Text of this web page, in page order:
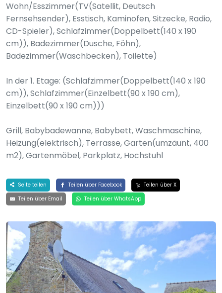
Wohn/Esszimmer(TV(Satellit, Deutsch
Fernsehsender), Esstisch, Kaminofen, Sitzecke, Radio,
CD-Spieler), Schlafzimmer(Doppelbett(140 x 190
cm)), Badezimmer(Dusche, Föhn),
Badezimmer(Waschbecken), Toilette)
In der 1. Etage: (Schlafzimmer(Doppelbett(140 x 190
cm)), Schlafzimmer(Einzelbett(90 x 190 cm),
Einzelbett(90 x 190 cm)))
Grill, Babybadewanne, Babybett, Waschmaschine,
Heizung(elektrisch), Terrasse, Garten(umzäunt, 400
m2), Gartenmöbel, Parkplatz, Hochstuhl
Seite teilen Teilen über Facebook
Teilen über X
Teilen über Email
Teilen über WhatsApp